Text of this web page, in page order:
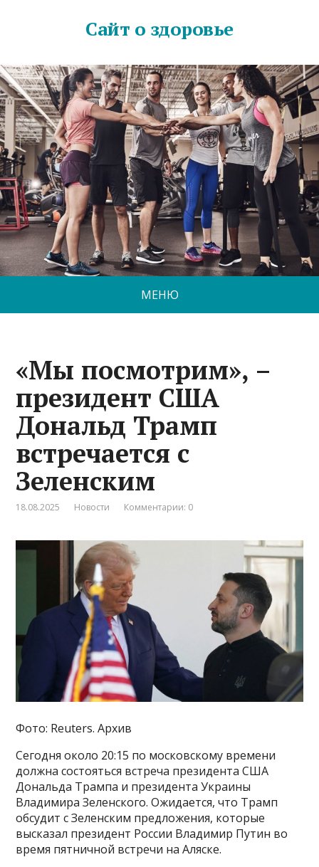
Сайт о здоровье
МЕНЮ
«Мы посмотрим», –
президент США
Дональд Трамп
встречается с
Зеленским
18.08.2025 Новости Комментарии: 0
Фото: Reuters. Архив
Сегодня около 20:15 по московскому времени
должна состояться встреча президента США
Дональда Трампа и президента Украины
Владимира Зеленского. Ожидается, что Трамп
обсудит с Зеленским предложения, которые
высказал президент России Владимир Путин во
время пятничной встречи на Аляске.